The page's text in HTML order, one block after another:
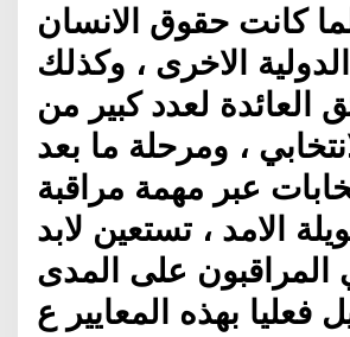
كانت حقوق الانسان
الاخرى ، وكذلك
العائدة لعدد كبير من
، ومرحلة ما بعد
عبر مهمة مراقبة
الامد ، تستعين لابد
على المدى
فعليا بهذه المعايير ع